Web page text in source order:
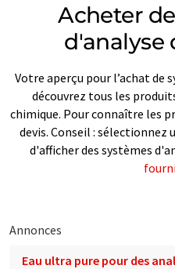
Acheter
d'analyse
Votre aperçu pour l’achat de
découvrez tous les
chimique. Pour connaître les
devis. Conseil : sélectionnez
d'afficher des systèmes
Annonces
Eau ultra pure pour des